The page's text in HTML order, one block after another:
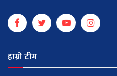
हाम्रो टीम